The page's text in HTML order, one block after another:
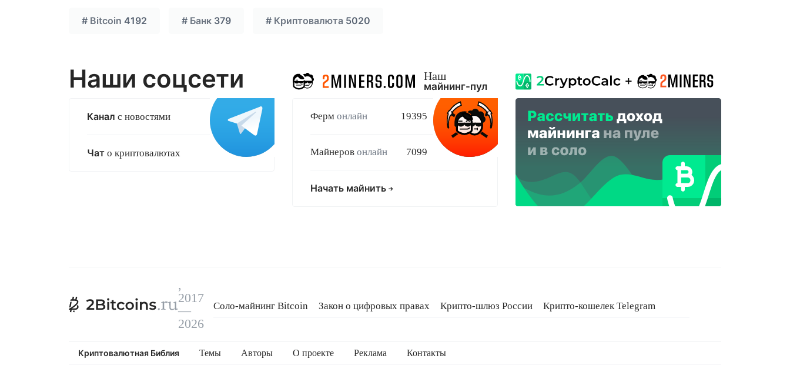
# Bitcoin 4192 # Банк 379 # Криптовалюта 5020
Наши соцсети
Канал с новостями
Чат о криптовалютах
Наш
майнинг-пул
Ферм онлайн 19395
Майнеров онлайн 7099
Начать майнить
,
2017
—
2026
Соло-майнинг Bitcoin Закон о цифровых правах Крипто-шлюз России
Крипто-кошелек Telegram
Криптовалютная Библия Темы Авторы О проекте Реклама Контакты